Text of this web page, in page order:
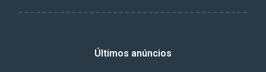
Últimos anúncios